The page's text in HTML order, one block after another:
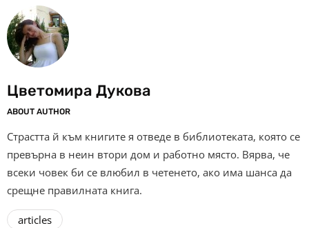
Цветомира Дукова
ABOUT AUTHOR
Страстта й към книгите я отведе в библиотеката, която се
превърна в неин втори дом и работно място. Вярва, че
всеки човек би се влюбил в четенето, ако има шанса да
срещне правилната книга.
articles